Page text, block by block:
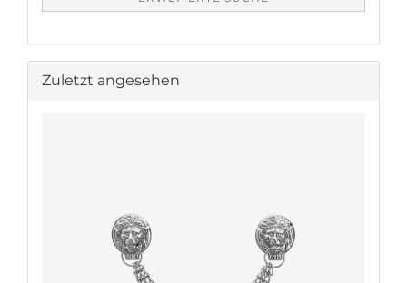
Zuletzt angesehen